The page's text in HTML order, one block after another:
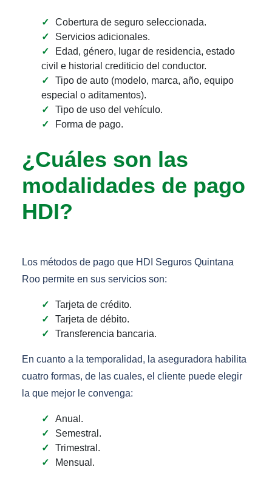
Cobertura de seguro seleccionada.
Servicios adicionales.
Edad, género, lugar de residencia, estado
civil e historial crediticio del conductor.
Tipo de auto (modelo, marca, año, equipo
especial o aditamentos).
Tipo de uso del vehículo.
Forma de pago.
¿Cuáles son las
modalidades de pago
HDI?
Los métodos de pago que HDI Seguros Quintana
Roo permite en sus servicios son:
Tarjeta de crédito.
Tarjeta de débito.
Transferencia bancaria.
En cuanto a la temporalidad, la aseguradora habilita
cuatro formas, de las cuales, el cliente puede elegir
la que mejor le convenga:
Anual.
Semestral.
Trimestral.
Mensual.